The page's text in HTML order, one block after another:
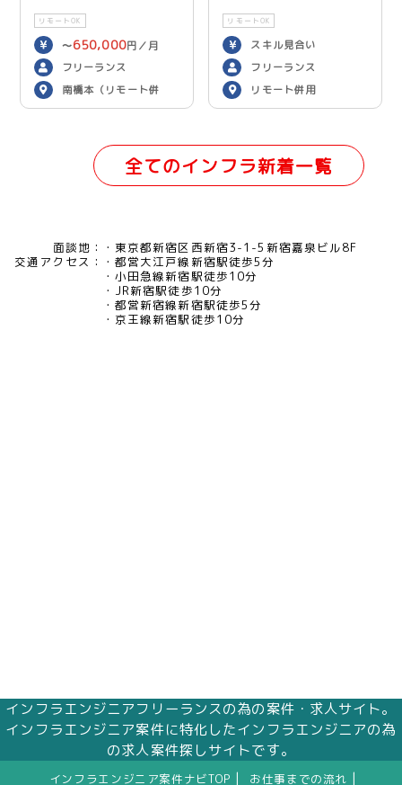
リモートOK
〜650,000円／月
フリーランス
南橋本（リモート併
用）
リモートOK
スキル見合い
フリーランス
リモート併用
全てのインフラ新着一覧
面談地：
東京都新宿区西新宿3-1-5新宿嘉泉ビル8F
交通アクセス：
都営大江戸線新宿駅徒歩5分
小田急線新宿駅徒歩10分
JR新宿駅徒歩10分
都営新宿線新宿駅徒歩5分
京王線新宿駅徒歩10分
インフラエンジニアフリーランスの為の案件・求人サイト。
インフラエンジニア案件に特化したインフラエンジニアの為
の求人案件探しサイトです。
インフラエンジニア案件ナビTOP お仕事までの流れ